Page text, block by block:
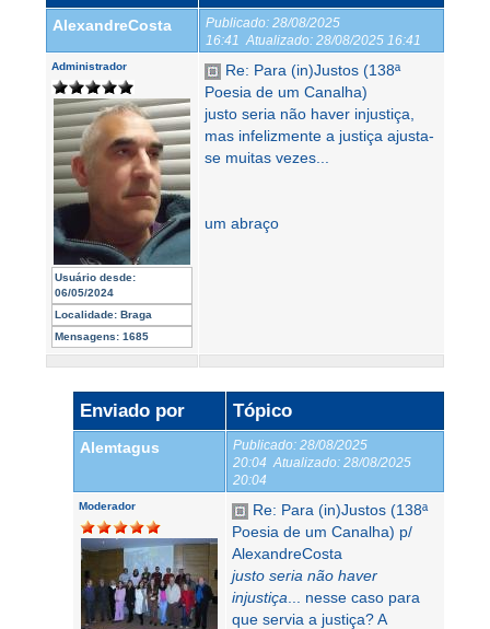
AlexandreCosta Publicado: 28/08/2025
16:41 Atualizado: 28/08/2025 16:41
Administrador
Usuário desde:
06/05/2024
Localidade: Braga
Mensagens: 1685
Re: Para (in)Justos (138ª
Poesia de um Canalha)
justo seria não haver injustiça,
mas infelizmente a justiça ajusta-
se muitas vezes...
um abraço
Enviado por Tópico
Alemtagus Publicado: 28/08/2025
20:04 Atualizado: 28/08/2025
20:04
Moderador
Re: Para (in)Justos (138ª
Poesia de um Canalha) p/
AlexandreCosta
justo seria não haver
injustiça ... nesse caso para
que servia a justiça? A